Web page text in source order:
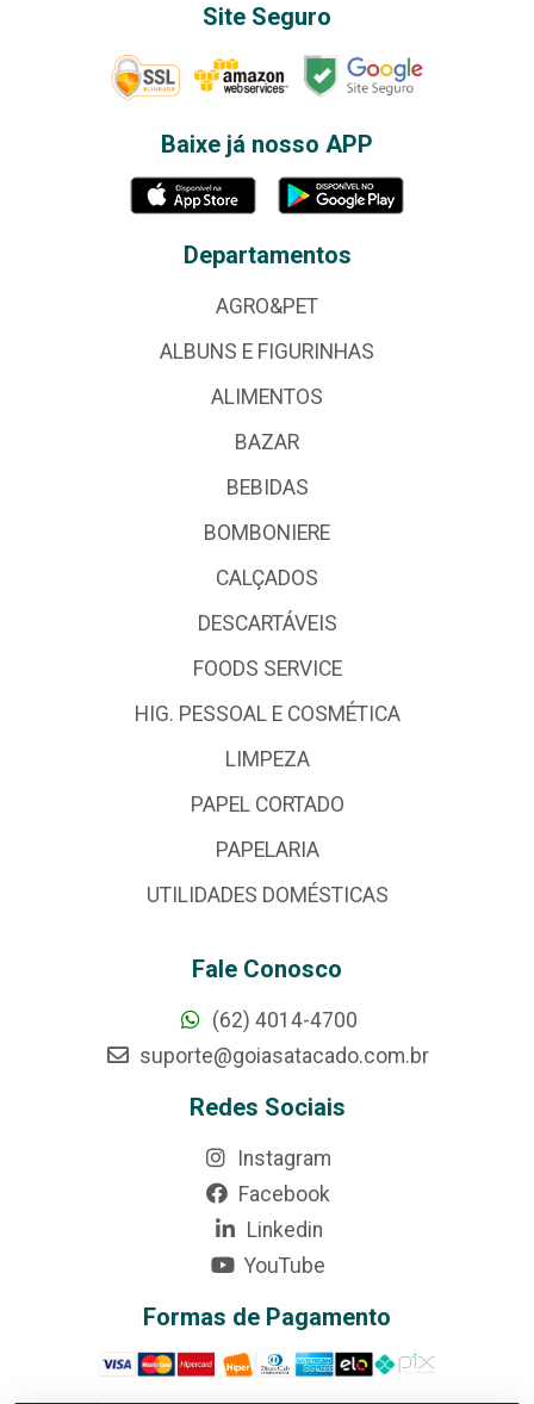
Site Seguro
Baixe já nosso APP
Departamentos
AGRO&PET
ALBUNS E FIGURINHAS
ALIMENTOS
BAZAR
BEBIDAS
BOMBONIERE
CALÇADOS
DESCARTÁVEIS
FOODS SERVICE
HIG. PESSOAL E COSMÉTICA
LIMPEZA
PAPEL CORTADO
PAPELARIA
UTILIDADES DOMÉSTICAS
Fale Conosco
(62) 4014-4700
suporte@goiasatacado.com.br
Redes Sociais
Instagram
Facebook
Linkedin
YouTube
Formas de Pagamento